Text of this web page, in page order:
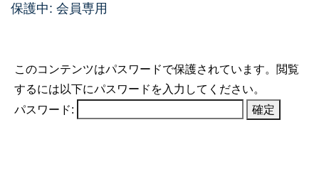
保護中: 会員専用
このコンテンツはパスワードで保護されています。閲覧
するには以下にパスワードを入力してください。
パスワード: